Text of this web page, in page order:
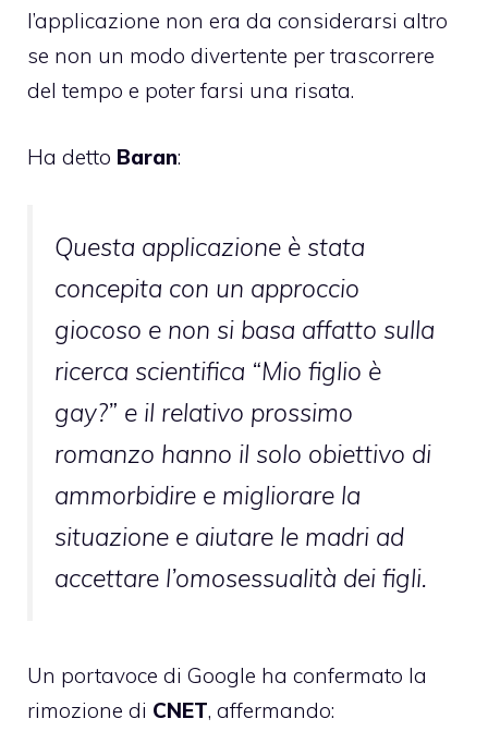
l’applicazione non era da considerarsi altro
se non un modo divertente per trascorrere
del tempo e poter farsi una risata.
Ha detto Baran:
Questa applicazione è stata
concepita con un approccio
giocoso e non si basa affatto sulla
ricerca scientifica “Mio figlio è
gay?” e il relativo prossimo
romanzo hanno il solo obiettivo di
ammorbidire e migliorare la
situazione e aiutare le madri ad
accettare l’omosessualità dei figli.
Un portavoce di Google ha confermato la
rimozione di CNET, affermando: